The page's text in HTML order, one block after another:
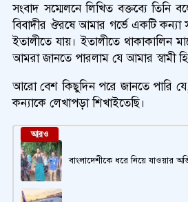
সংবাদ সম্মেলনে লিখিত বক্তব্যে
বিবাদীর ঔরষে আমার গর্ভে একটি কন্যা
ইতালীতে যায়। ইতালীতে
আমরা জানতে পারলাম যে আমার স্বামী
আরো বেশ কিছুদিন পরে জানতে পারি যে,
কন্যাকে লেখাপড়া শিখাইতেছি।
আরও
বাংলাদেশীকে ধরে নিয়ে যাওয়ার